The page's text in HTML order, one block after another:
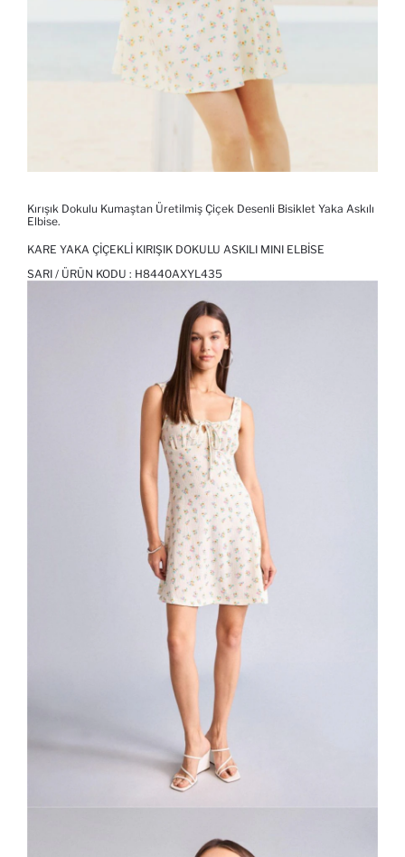
Kırışık Dokulu Kumaştan Üretilmiş Çiçek Desenli Bisiklet Yaka Askılı
Elbise.
KARE YAKA ÇIÇEKLI KIRIŞIK DOKULU ASKILI MINI ELBISE
SARI / ÜRÜN KODU : H8440AXYL435